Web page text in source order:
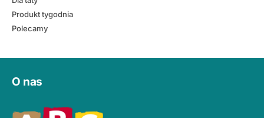
Produkt tygodnia
Polecamy
O nas